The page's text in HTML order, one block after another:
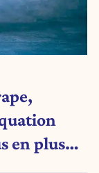
en plus